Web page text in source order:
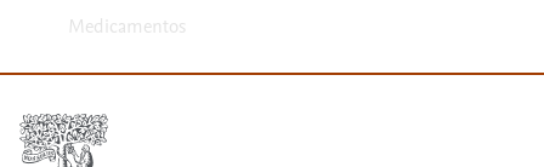
Medicamentos